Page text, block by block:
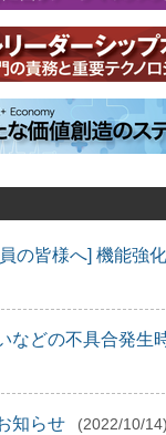
の皆様へ] 機能強
などの不具合発生
知らせ (2022/10/14)